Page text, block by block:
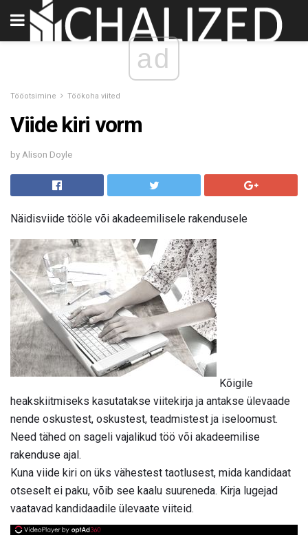
ad
Tööotsimine Töökoha viited
Viide kiri vorm
by Alison Doyle
Näidisviide tööle või akadeemilisele rakendusele
Kõigile
heakskiitmiseks kasutatakse viitekirja ja antakse ülevaade
nende oskustest, oskustest, teadmistest ja iseloomust.
Need tähed on sageli vajalikud töö või akadeemilise
rakenduse ajal.
Kuna viide kiri on üks vähestest taotlusest, mida kandidaat
otseselt ei paku, võib see kaalu suureneda. Kirja lugejad
vaatavad kandidaadile ülevaate viiteid.